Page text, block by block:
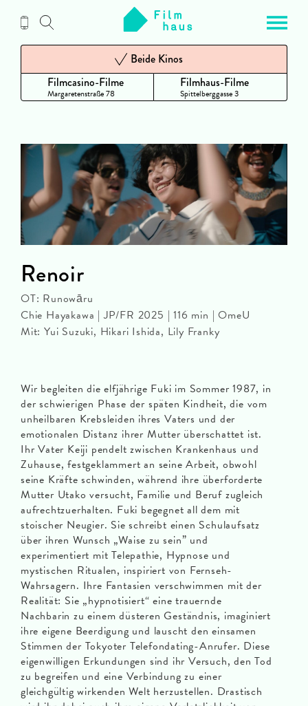
Inhalt
Filmcasino-Filme
Margaretenstraße 78
Beide Kinos
Filmhaus-Filme
Spittelberggasse 3
Wir begleiten die elfjährige Fuki im Sommer 1987, in
der schwierigen Phase der späten Kindheit, die vom
unheilbaren Krebsleiden ihres Vaters und der
emotionalen Distanz ihrer Mutter überschattet ist.
Ihr Vater Keiji pendelt zwischen Krankenhaus und
Zuhause, festgeklammert an seine Arbeit, obwohl
seine Kräfte schwinden, während ihre überforderte
Mutter Utako versucht, Familie und Beruf zugleich
aufrechtzuerhalten. Fuki begegnet all dem mit
stoischer Neugier. Sie schreibt einen Schulaufsatz
über ihren Wunsch „Waise zu sein” und
experimentiert mit Telepathie, Hypnose und
mystischen Ritualen, inspiriert von Fernseh-
Wahrsagern. Ihre Fantasien verschwimmen mit der
Realität: Sie „hypnotisiert“ eine trauernde
Nachbarin zu einem düsteren Geständnis, imaginiert
ihre eigene Beerdigung und lauscht den einsamen
Stimmen der Tokyoter Telefondating-Anrufer. Diese
eigenwilligen Erkundungen sind ihr Versuch, den Tod
zu begreifen und eine Verbindung zu einer
gleichgültig wirkenden Welt herzustellen. Drastisch
Renoir
OT: Runowāru
Chie Hayakawa | JP/FR 2025 | 116 min | OmeU
Mit: Yui Suzuki, Hikari Ishida, Lily Franky